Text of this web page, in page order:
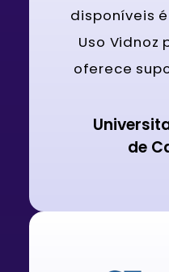
disponíveis
Uso Vidnoz
oferece
de